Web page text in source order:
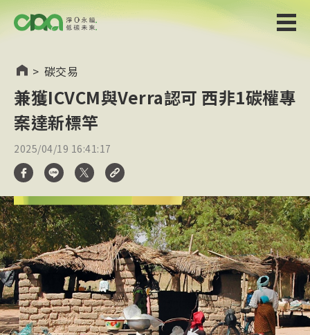
> 碳交易
兼獲ICVCM與Verra認可 西非1碳權專
案達新標竿
2025/04/19 16:41:17